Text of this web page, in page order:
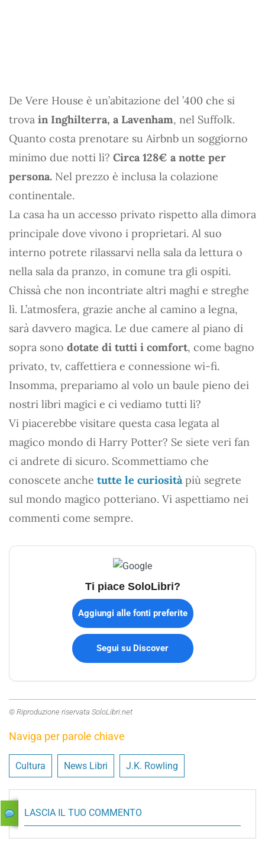
De Vere House è un’abitazione del ’400 che si
trova in Inghilterra, a Lavenham, nel Suffolk.
Quanto costa prenotare su Airbnb un soggiorno
minimo due notti lì? Circa 128€ a notte per
persona. Nel prezzo è inclusa la colazione
continentale.
La casa ha un accesso privato rispetto alla dimora
principale dove vivono i proprietari. Al suo
interno potrete rilassarvi nella sala da lettura o
nella sala da pranzo, in comune tra gli ospiti.
Chissà che non incontriate altri maghi e streghe
lì. L’atmosfera, grazie anche al camino a legna,
sarà davvero magica. Le due camere al piano di
sopra sono dotate di tutti i comfort, come bagno
privato, tv, caffettiera e connessione wi-fi.
Insomma, prepariamo al volo un baule pieno dei
nostri libri magici e ci vediamo tutti lì?
Vi piacerebbe visitare questa casa legata al
magico mondo di Harry Potter? Se siete veri fan
ci andrete di sicuro. Scommettiamo che
conoscete anche tutte le curiositàpiù segrete
sul mondo magico potteriano. Vi aspettiamo nei
commenti come sempre.
Ti piace SoloLibri?
Aggiungi alle fonti preferite
Segui su Discover
© Riproduzione riservata SoloLibri.net
Naviga per parole chiave
Cultura News Libri J.K. Rowling
LASCIA IL TUO COMMENTO